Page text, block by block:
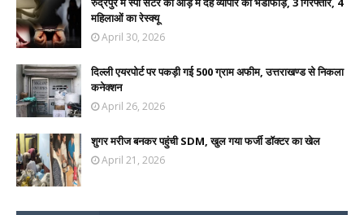
महिलाओं का रेस्क्यू
April 30, 2026
दिल्ली एयरपोर्ट पर पकड़ी गई 500 ग्राम अफीम, उत्तराखण्ड से निकला
कनेक्शन
April 26, 2026
शुगर मरीज बनकर पहुंची SDM, खुल गया फर्जी डॉक्टर का खेल
April 21, 2026